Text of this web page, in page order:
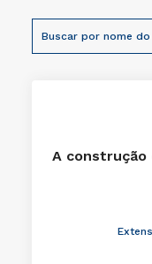
A construção